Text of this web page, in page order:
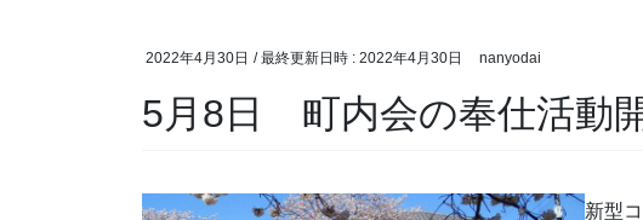
2022年4月30日 / 最終更新日時 : 2022年4月30日 nanyodai
5月8日 町内会の奉仕活動
新型